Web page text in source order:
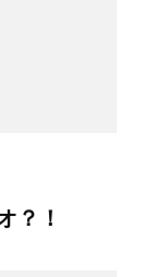
？！